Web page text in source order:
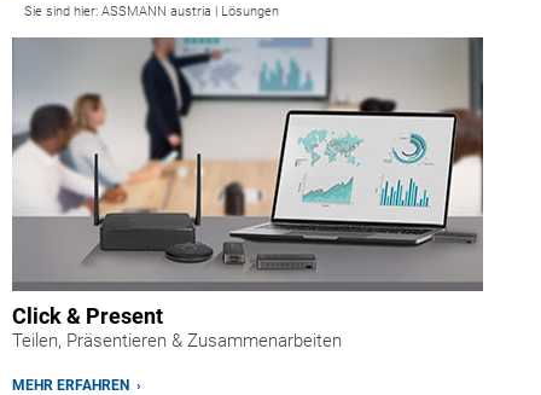
Sie sind hier: ASSMANN austria | Lösungen
Click & Present
Teilen, Präsentieren & Zusammenarbeiten
MEHR ERFAHREN ›